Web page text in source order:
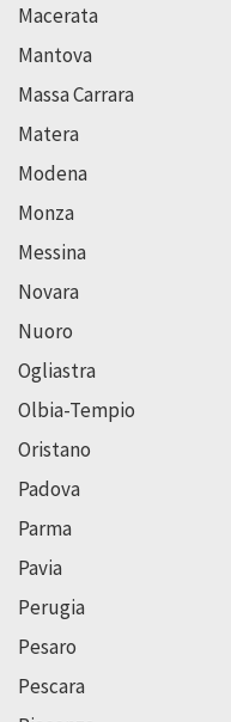
Macerata
Mantova
Massa Carrara
Matera
Modena
Monza
Messina
Novara
Nuoro
Ogliastra
Olbia-Tempio
Oristano
Padova
Parma
Pavia
Perugia
Pesaro
Pescara